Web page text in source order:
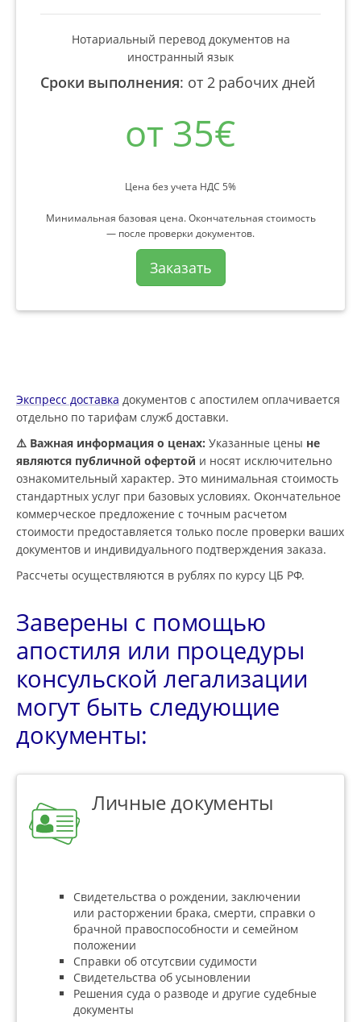
Нотариальный перевод документов на
иностранный язык
Сроки выполнения: от 2 рабочих дней
от 35€
Цена без учета НДС 5%
Минимальная базовая цена. Окончательная стоимость
— после проверки документов.
Заказать
Экспресс доставка документов с апостилем оплачивается
отдельно по тарифам служб доставки.
⚠️ Важная информация о ценах: Указанные цены не
являются публичной офертой и носят исключительно
ознакомительный характер. Это минимальная стоимость
стандартных услуг при базовых условиях. Окончательное
коммерческое предложение с точным расчетом
стоимости предоставляется только после проверки ваших
документов и индивидуального подтверждения заказа.
Рассчеты осуществляются в рублях по курсу ЦБ РФ.
Заверены с помощью
апостиля или процедуры
консульской легализации
могут быть следующие
документы:
Личные документы
Свидетельства о рождении, заключении
или расторжении брака, смерти, справки о
брачной правоспособности и семейном
положении
Справки об отсутсвии судимости
Свидетельства об усыновлении
Решения суда о разводе и другие судебные
документы